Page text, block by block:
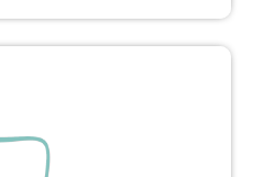
in die
dich in einer